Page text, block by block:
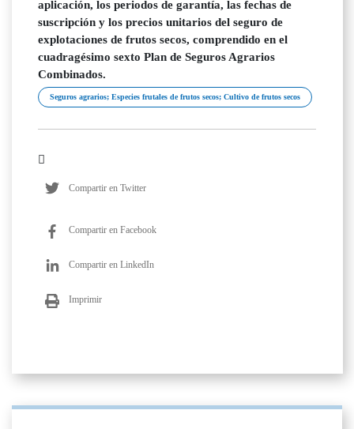
aplicación, los periodos de garantía, las fechas de
suscripción y los precios unitarios del seguro de
explotaciones de frutos secos, comprendido en el
cuadragésimo sexto Plan de Seguros Agrarios
Combinados.
Seguros agrarios; Especies frutales de frutos secos; Cultivo de frutos secos
Compartir en Twitter
Compartir en Facebook
Compartir en LinkedIn
Imprimir